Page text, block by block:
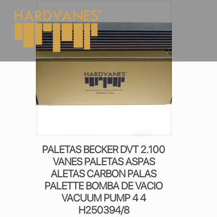
PALETAS BECKER DVT 2.100
VANES PALETAS ASPAS
ALETAS CARBON PALAS
PALETTE BOMBA DE VACIO
VACUUM PUMP 4 4
H250394/8